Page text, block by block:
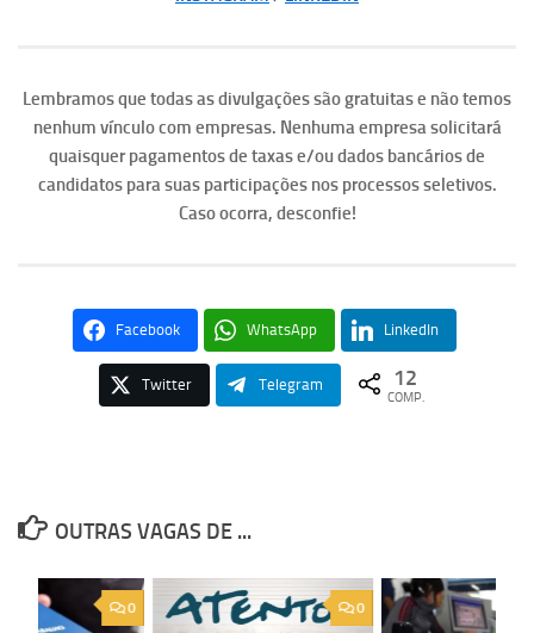
Lembramos que todas as divulgações são gratuitas e não temos
nenhum vínculo com empresas. Nenhuma empresa solicitará
quaisquer pagamentos de taxas e/ou dados bancários de
candidatos para suas participações nos processos seletivos.
Caso ocorra, desconfie!
Facebook WhatsApp LinkedIn
Twitter Telegram 12
COMP.
OUTRAS VAGAS DE ...
0
0